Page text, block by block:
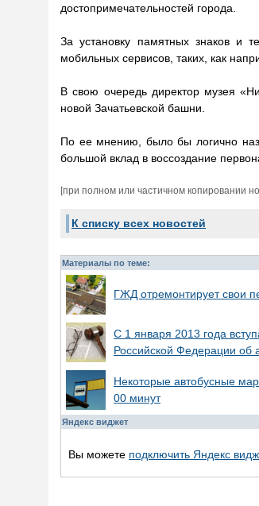
достопримечательностей города.
За установку памятных знаков и
мобильных сервисов, таких, как
В свою очередь директор музея
новой Зачатьевской башни.
По ее мнению, было бы логично
большой вклад в воссоздание
[при полном или частичном копировании
К списку всех новостей
Материалы по теме:
ГЖД отремонтирует свои
С 1 января 2013 года
Российской Федерации об
Некоторые автобусные
00 минут
Яндекс виджет
Вы можете подключить Яндекс